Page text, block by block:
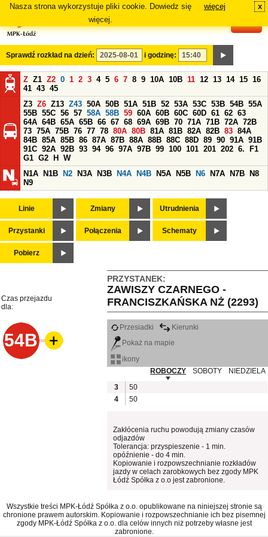
Nasza strona wykorzystuje pliki cookie. Dowiedz się
więcej.
więcej x
Sprawdź rozkład na dzień: i godzinę:
Z Z1 Z2 0 1 2 3 4 5 6 7 8 9 10A 10B 11 12 13 14 15 16
41 43 45
Z3 Z6 Z13 Z43 50A 50B 51A 51B 52 53A 53C 53B 54B 55A
55B 55C 56 57 58A 58B 59 60A 60B 60C 60D 61 62 63
64A 64B 65A 65B 66 67 68 69A 69B 70 71A 71B 72A 72B
73 75A 75B 76 77 78 80A 80B 81A 81B 82A 82B 83 84A
84B 85A 85B 86 87A 87B 88A 88B 88C 88D 89 90 91A 91B
91C 92A 92B 93 94 96 97A 97B 99 100 101 201 202 6.
F1
G1 G2 H
W
N1A
N1B N2 N3A N3B N4A N4B N5A N5B N6 N7A N7B
N8
N9
Linie Zmiany Utrudnienia
Przystanki Połączenia Schematy
Pobierz
PRZYSTANEK:
ZAWISZY CZARNEGO -
FRANCISZKAŃSKA NŻ (2293)
Czas przejazdu
dla:
54B
Przesiadki
Kierunki
Pokaż na mapie
ikony
ROBOCZY
SOBOTY
NIEDZIELA
3
50
4
50
Zakłócenia ruchu powodują zmiany czasów
odjazdów
Tolerancja: przyspieszenie - 1 min.
opóźnienie - do 4 min.
Kopiowanie i rozpowszechnianie rozkładów
jazdy w celach zarobkowych bez zgody MPK
Łódź Spółka z o.o jest zabronione.
Wszystkie treści MPK-Łódź Spółka z o.o. opublikowane na niniejszej stronie są
chronione prawem autorskim. Kopiowanie i rozpowszechnianie ich bez pisemnej
zgody MPK-Łódź Spółka z o.o. dla celów innych niż potrzeby własne jest
zabronione.